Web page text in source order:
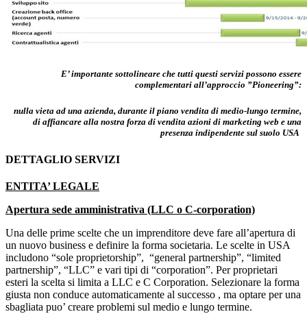
E’ importante sottolineare che tutti questi servizi possono essere
complementari all’approccio ”Pioneering”:
nulla vieta ad una azienda, durante il piano vendita di medio-lungo termine,
di affiancare alla nostra forza di vendita azioni di marketing web e una
presenza indipendente sul suolo USA
DETTAGLIO SERVIZI
ENTITA’ LEGALE
Apertura sede amministrativa (LLC o C-corporation)
Una delle prime scelte che un imprenditore deve fare all’apertura di
un nuovo business e definire la forma societaria. Le scelte in USA
includono “sole proprietorship”, “general partnership”, “limited
partnership”, “LLC” e vari tipi di “corporation”. Per proprietari
esteri la scelta si limita a LLC e C Corporation. Selezionare la forma
giusta non conduce automaticamente al successo , ma optare per una
sbagliata puo’ creare problemi sul medio e lungo termine.